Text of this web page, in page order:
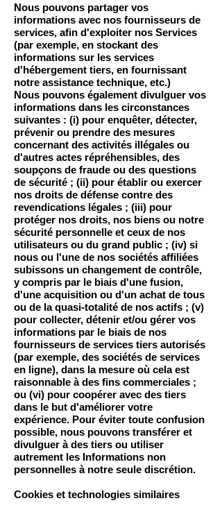
Nous pouvons partager vos
informations avec nos fournisseurs de
services, afin d'exploiter nos Services
(par exemple, en stockant des
informations sur les services
d'hébergement tiers, en fournissant
notre assistance technique, etc.)
Nous pouvons également divulguer vos
informations dans les circonstances
suivantes : (i) pour enquêter, détecter,
prévenir ou prendre des mesures
concernant des activités illégales ou
d'autres actes répréhensibles, des
soupçons de fraude ou des questions
de sécurité ; (ii) pour établir ou exercer
nos droits de défense contre des
revendications légales ; (iii) pour
protéger nos droits, nos biens ou notre
sécurité personnelle et ceux de nos
utilisateurs ou du grand public ; (iv) si
nous ou l'une de nos sociétés affiliées
subissons un changement de contrôle,
y compris par le biais d'une fusion,
d'une acquisition ou d'un achat de tous
ou de la quasi-totalité de nos actifs ; (v)
pour collecter, détenir et/ou gérer vos
informations par le biais de nos
fournisseurs de services tiers autorisés
(par exemple, des sociétés de services
en ligne), dans la mesure où cela est
raisonnable à des fins commerciales ;
ou (vi) pour coopérer avec des tiers
dans le but d'améliorer votre
expérience. Pour éviter toute confusion
possible, nous pouvons transférer et
divulguer à des tiers ou utiliser
autrement les Informations non
personnelles à notre seule discrétion.
Cookies et technologies similaires